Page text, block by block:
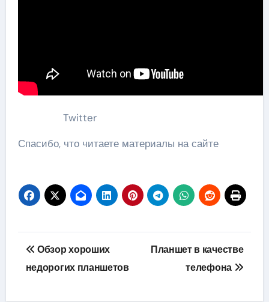
Twitter
Спасибо, что читаете материалы на сайте
Навигация
по
Обзор хороших
недорогих планшетов
Планшет в качестве
телефона